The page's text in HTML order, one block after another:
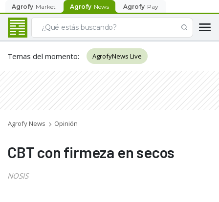
Agrofy Market Agrofy News Agrofy Pay
Temas del momento: AgrofyNews Live
Agrofy News Opinión
CBT con firmeza en secos
NOSIS